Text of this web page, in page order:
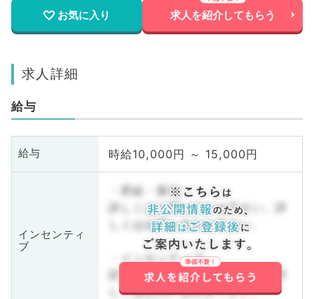
お気に入り 求人を紹介してもらう
求人詳細
給与
給与 時給10,000円 ～ 15,000円
インセンティ
ブ
・昇給・賞与
詳しくはお問い合わせ下さい。詳
しくはお問い合わせ下さい。
・インセンティブ
詳しくはお問い合わせ下さい。詳
しくはお問い合わせ下さい。